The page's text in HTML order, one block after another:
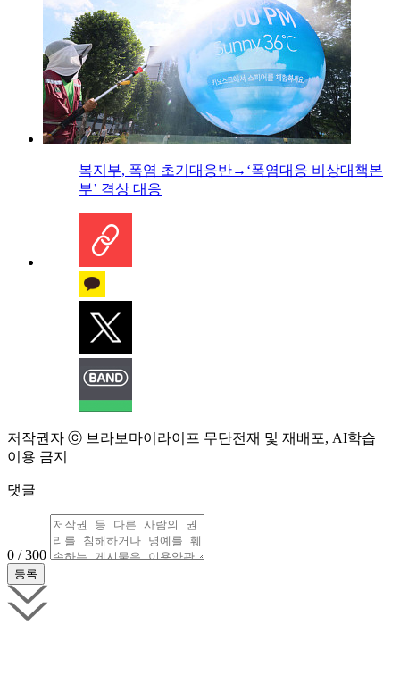
복지부, 폭염 초기대응반→‘폭염대응 비상대책본
부’ 격상 대응
저작권자 ⓒ 브라보마이라이프 무단전재 및 재배포, AI학습
이용 금지
댓글
0 / 300